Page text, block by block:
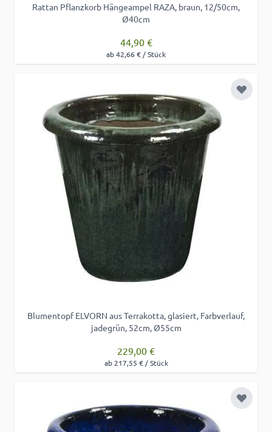
Rattan Pflanzkorb Hängeampel RAZA, braun, 12/50cm,
Ø40cm
44,90 €
ab 42,66 € / Stück
Zur
Blumentopf ELVORN aus Terrakotta, glasiert, Farbverlauf,
jadegrün, 52cm, Ø55cm
229,00 €
ab 217,55 € / Stück
Zur